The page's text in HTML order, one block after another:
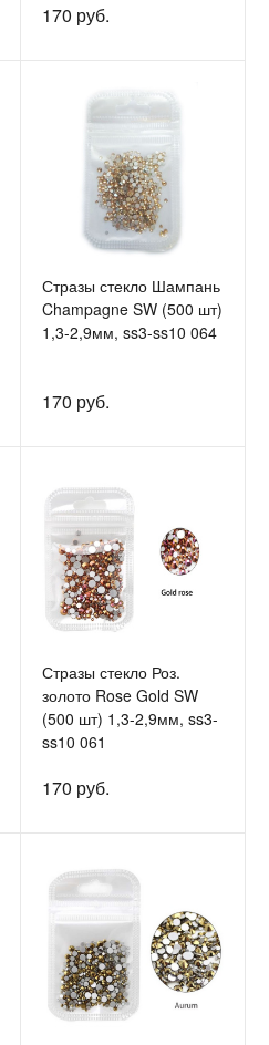
170 руб.
Стразы стекло Шампань
Champagne SW (500 шт)
1,3-2,9мм, ss3-ss10 064
170 руб.
Стразы стекло Роз.
золото Rose Gold SW
(500 шт) 1,3-2,9мм, ss3-
ss10 061
170 руб.